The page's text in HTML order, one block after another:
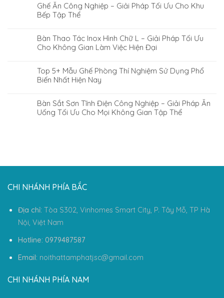
Ghế Ăn Công Nghiệp – Giải Pháp Tối Ưu Cho Khu
Bếp Tập Thể
Bàn Thao Tác Inox Hình Chữ L – Giải Pháp Tối Ưu
Cho Không Gian Làm Việc Hiện Đại
Top 5+ Mẫu Ghế Phòng Thí Nghiệm Sử Dụng Phổ
Biến Nhất Hiện Nay
Bàn Sắt Sơn Tĩnh Điện Công Nghiệp – Giải Pháp Ăn
Uống Tối Ưu Cho Mọi Không Gian Tập Thể
CHI NHÁNH PHÍA BẮC
Địa chỉ: Tòa S302, Vinhomes Smart City, P. Tây Mỗ, TP Hà
Nội, Việt Nam
Hotline: 0979487587
Email: noithattamphatjsc@gmail.com
CHI NHÁNH PHÍA NAM